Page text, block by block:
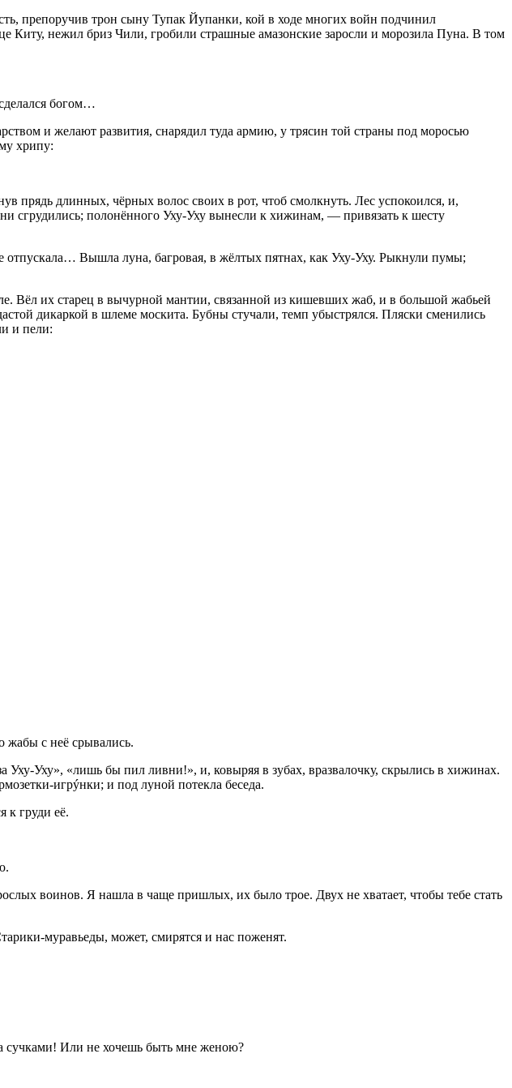
препоручив трон сыну Тупак Йупанки, кой в ходе многих войн подчинил
нежил бриз Чили, гробили страшные амазонские заросли и морозила Пуна. В том
богом…
и желают развития, снарядил туда армию, у трясин той страны под моросью
хрипу:
прядь длинных, чёрных волос своих в рот, чтоб смолкнуть. Лес успокоился, и,
сгрудились; полонённого Уху-Уху вынесли к хижинам, — привязать к шесту
отпускала… Вышла луна, багровая, в жёлтых пятнах, как Уху-Уху. Рыкнули пумы;
Вёл их старец в вычурной мантии, связанной из кишевших жаб, и в большой жабьей
дикаркой в шлеме москита. Бубны стучали, темп убыстрялся. Пляски сменились
и пели:
жабы с неё срывались.
Уху», «лишь бы пил ливни!», и, ковыряя в зубах, вразвалочку, скрылись в хижинах.
игрýнки; и под луной потекла беседа.
груди её.
воинов. Я нашла в чаще пришлых, их было трое. Двух не хватает, чтобы тебе стать
муравьеды, может, смирятся и нас поженят.
Или не хочешь быть мне женою?